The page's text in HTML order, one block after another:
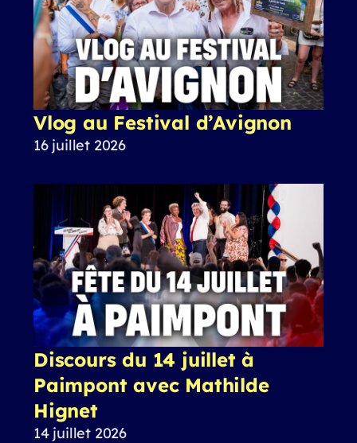
Vlog au Festival d’Avignon
16 juillet 2026
Discours du 14 juillet à
Paimpont avec Mathilde
Hignet
14 juillet 2026